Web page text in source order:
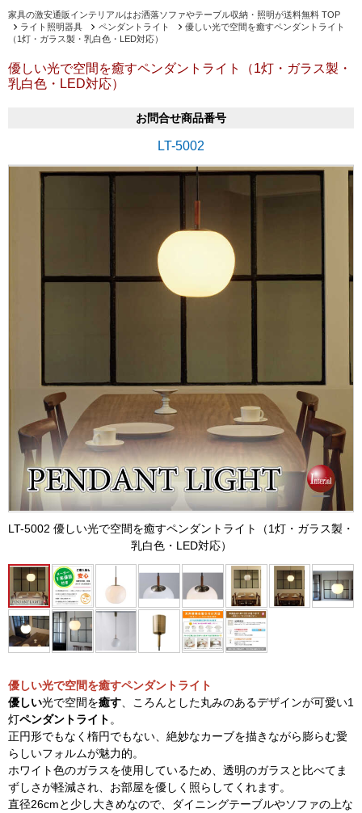
家具の激安通販インテリアルはお洒落ソファやテーブル収納・照明が送料無料 TOP
ライト照明器具
ペンダントライト
優しい光で空間を癒すペンダントライト
（1灯・ガラス製・乳白色・LED対応）
優しい光で空間を癒すペンダントライト（1灯・ガラス製・
乳白色・LED対応）
お問合せ商品番号
LT-5002
LT-5002 優しい光で空間を癒すペンダントライト（1灯・ガラス製・
乳白色・LED対応）
優しい光で空間を癒すペンダントライト
優しい光で空間を癒す 、ころんとした丸みのあるデザインが可愛い1
灯ペンダントライト 。
正円形でもなく楕円でもない、絶妙なカーブを描きながら膨らむ愛
らしいフォルムが魅力的。
ホワイト色のガラスを使用しているため、透明のガラスと比べてま
ずしさが軽減され、お部屋を優しく照らしてくれます。
直径26cmと少し大きめなので、ダイニングテーブルやソファの上な